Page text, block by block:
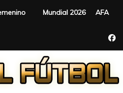
Mundial 2026 AFA